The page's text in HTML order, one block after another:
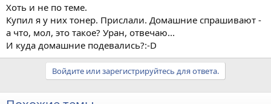
Хоть и не по теме.
Купил я у них тонер. Прислали. Домашние спрашивают -
а что, мол, это такое? Уран, отвечаю...
И куда домашние подевались?:-D
Войдите или зарегистрируйтесь для ответа.